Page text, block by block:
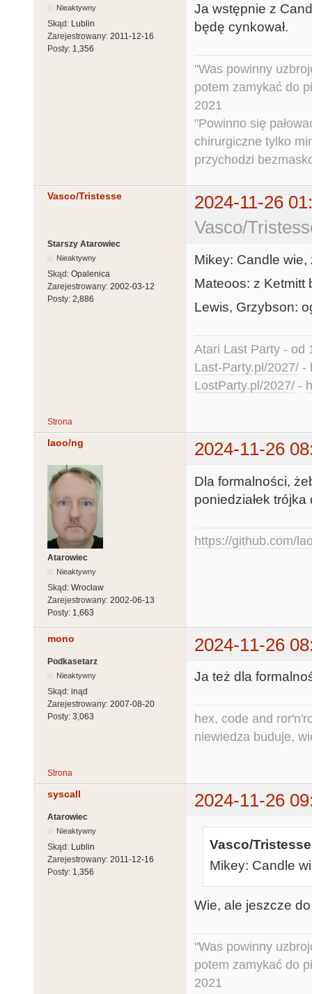
Nieaktywny
Skąd: Lublin
Zarejestrowany: 2011-12-16
Posty: 1,356
Ja wstępnie z
będę cynkował.
"Was powinny
potem zamykać do
2021
"Powinno się
chirurgiczne tylko
przychodzi
Vasco/Tristesse
2024-11-26
Vasco/
Starszy Atarowiec
Nieaktywny
Skąd: Opalenica
Zarejestrowany: 2002-03-12
Posty: 2,886
Mikey: Candle
Mateoos: z Ketmitt
Lewis, Grzybson:
Atari Last Party - od
Last-Party.pl/2027/ -
LostParty.pl/2027/ -
Strona
laoo/ng 2024-11-26
Atarowiec
Nieaktywny
Skąd: Wrocław
Zarejestrowany: 2002-06-13
Posty: 1,663
Dla formalności,
poniedziałek trójka
https://github.com/
mono 2024-11-26
Podkasetarz
Nieaktywny
Skąd: inąd
Zarejestrowany: 2007-08-20
Posty: 3,063
Ja też dla
hex, code and
niewiedza buduje,
Strona
syscall 2024-11-26
Atarowiec
Nieaktywny
Skąd: Lublin
Zarejestrowany: 2011-12-16
Posty: 1,356
Vasco/
Mikey: Candle
Wie, ale jeszcze
"Was powinny
potem zamykać do
2021